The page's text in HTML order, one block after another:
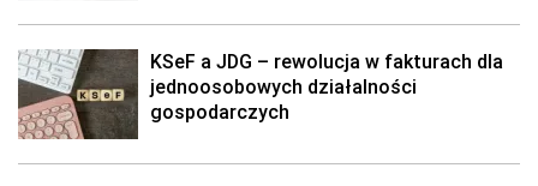
KSeF a JDG – rewolucja w fakturach dla
jednoosobowych działalności
gospodarczych